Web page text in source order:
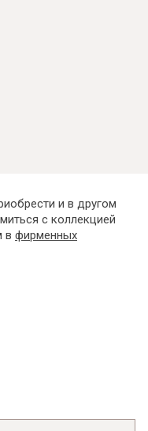
и в другом
с коллекцией
в фирменных